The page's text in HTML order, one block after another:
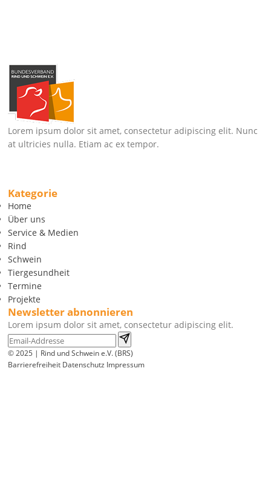
Lorem ipsum dolor sit amet, consectetur adipiscing elit. Nunc
at ultricies nulla. Etiam ac ex tempor.
Kategorie
Home
Über uns
Service & Medien
Rind
Schwein
Tiergesundheit
Termine
Projekte
Newsletter abnonnieren
Lorem ipsum dolor sit amet, consectetur adipiscing elit.
© 2025 | Rind und Schwein e.V. (BRS)
Barrierefreiheit Datenschutz Impressum